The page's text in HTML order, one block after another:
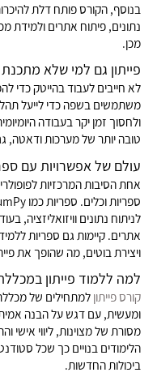
בנוסף, הקורס פותח דלת
נתונים, פיתוח אתרים ולמידת
מכן.
פייתון גם למי שלא מתכנת
לא חייבים לעבוד בהייטק כדי
משתמשים בשפה כדי לייעל
ולחסוך זמן יקר בעבודה
טובה יותר של מערכות ודאטה,
עולם של אפשרויות עם
אחת הסיבות המרכזיות
אתרים. קיימות גם ספריות
ויצירת בוטים, מה שהופך את
למה ללמוד פייתון
קורס פייתוןלמתחילים של
ומעשית, עם דגש על הבנה
מסורת של מצוינות, ליווי
הלימודים בנויים כך שכל
ביכולות החדשות.